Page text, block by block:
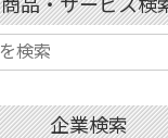
企業検索